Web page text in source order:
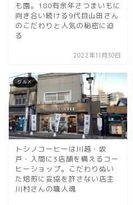
も園。180有余年さつまいもに
向き合い続ける9代目山田さん
のこだわりと人気の秘密に迫
る
2022年11月30日
グルメ
トシノコーヒーは川越・坂
戸・入間に3店舗を構えるコー
ヒーショップ。こだわりぬい
た焙煎に妥協を許さない店主
川村さんの職人魂